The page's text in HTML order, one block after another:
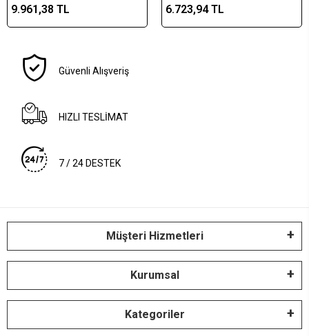
9.961,38 TL 6.723,94 TL
Güvenli Alışveriş
HIZLI TESLİMAT
7 / 24 DESTEK
Müşteri Hizmetleri
Kurumsal
Kategoriler